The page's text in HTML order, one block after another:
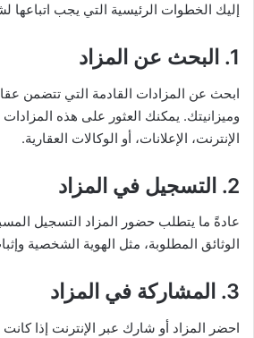
إليك الخطوات الرئيسية التي يجب اتباعها
1. البحث عن المزاد
ابحث عن المزادات القادمة التي تتضمن
وميزانيتك. يمكنك العثور على هذه
الإنترنت، الإعلانات، أو الوكالات العقارية.
2. التسجيل في المزاد
عادةً ما يتطلب حضور المزاد التسجيل
الوثائق المطلوبة، مثل الهوية الشخصية
3. المشاركة في المزاد
احضر المزاد أو شارك عبر الإنترنت إذا